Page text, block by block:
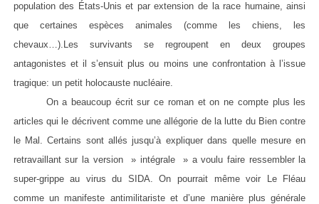
population des États-Unis et par extension de la race humaine, ainsi
que certaines espèces animales (comme les chiens, les
chevaux…).Les survivants se regroupent en deux groupes
antagonistes et il s’ensuit plus ou moins une confrontation à l’issue
tragique: un petit holocauste nucléaire.
On a beaucoup écrit sur ce roman et on ne compte plus les
articles qui le décrivent comme une allégorie de la lutte du Bien contre
le Mal. Certains sont allés jusqu’à expliquer dans quelle mesure en
retravaillant sur la version » intégrale » a voulu faire ressembler la
super-grippe au virus du SIDA. On pourrait même voir Le Fléau
comme un manifeste antimilitariste et d’une manière plus générale